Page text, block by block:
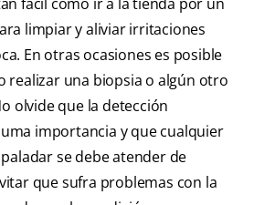
limpiar y aliviar irritaciones
En otras ocasiones es posible
realizar una biopsia o algún otro
olvide que la detección
importancia y que cualquier
se debe atender de
que sufra problemas con la